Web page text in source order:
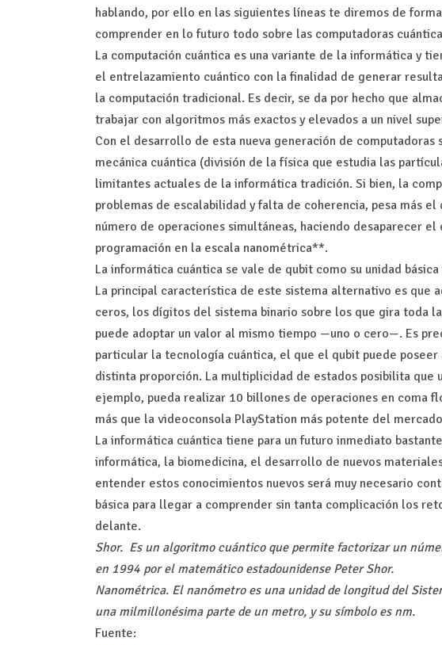
hablando, por ello en las siguientes líneas te diremos de
comprender en lo futuro todo sobre las computadoras
La computación cuántica es una variante de la informática y
el entrelazamiento cuántico con la finalidad de generar
la computación tradicional. Es decir, se da por hecho que
trabajar con algoritmos más exactos y elevados a un nivel
Con el desarrollo de esta nueva generación de
mecánica cuántica (división de la física que estudia las
limitantes actuales de la informática tradición. Si bien, la
problemas de escalabilidad y falta de coherencia, pesa más
número de operaciones simultáneas, haciendo desaparecer
programación en la escala nanométrica**.
La informática cuántica se vale de qubit como su unidad
La principal característica de este sistema alternativo es que
ceros, los dígitos del sistema binario sobre los que gira toda
puede adoptar un valor al mismo tiempo —uno o cero—. Es
particular la tecnología cuántica, el que el qubit puede poseer
distinta proporción. La multiplicidad de estados posibilita que
ejemplo, pueda realizar 10 billones de operaciones en coma
más que la videoconsola PlayStation más potente del
La informática cuántica tiene para un futuro inmediato
informática, la biomedicina, el desarrollo de nuevos
entender estos conocimientos nuevos será muy necesario
básica para llegar a comprender sin tanta complicación los
delante.
Shor. Es un algoritmo cuántico que permite factorizar un
en 1994 por el matemático estadounidense Peter Shor.
Nanométrica. El nanómetro es una unidad de longitud del
una milmillonésima parte de un metro, y su símbolo es nm.
Fuente: